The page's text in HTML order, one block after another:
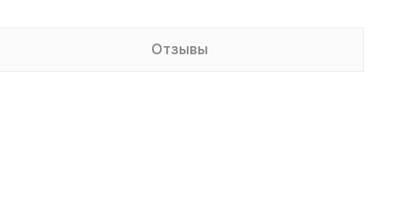
Отзывы